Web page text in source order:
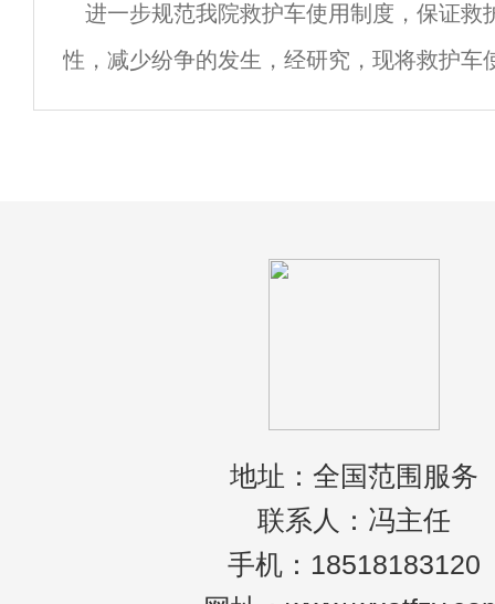
为"医疗救护车"。救护车，顾
进一步规范我院救护车使用制度，保证救
性，减少纷争的发生，经研究，现将救护车
宜作出如下通知：一、救护车驾驶员应具有
地址：全国范围服务
联系人：冯主任
手机：18518183120